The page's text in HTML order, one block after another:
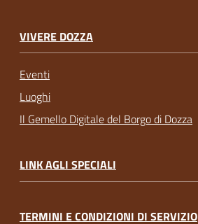
VIVERE DOZZA
Eventi
Luoghi
Il Gemello Digitale del Borgo di Dozza
LINK AGLI SPECIALI
TERMINI E CONDIZIONI DI SERVIZIO